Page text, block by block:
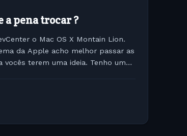
a pena trocar ?
o Mac OS X Montain Lion.
da Apple acho melhor passar as
terem uma ideia. Tenho um